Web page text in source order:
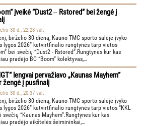
įveikė “Dust2 ‒ Rstored” bei žengė į
30 d., 22:28 val.
birželio 30 dieną, Kauno TMC sporto salėje įvyko
lygos 2026” ketvirtfinalio rungtynės tarp vietos
bei svečių “Dust2 - Rstored”.Rungtynes kur kas
pradėjo BC “Boom” kolektyvas,…
lengvai pervažiavo „Kaunas Mayhem“
žengė į pusfinalį
30 d., 20:37 val.
birželio 30 dieną, Kauno TMC sporto salėje įvyko
lygos 2026” ketvirtfinalio rungtynės tarp vietos “KKL
svečių “Kaunas Mayhem”.Rungtynes kur kas
pradėjo aikštelės šeimininkai,…